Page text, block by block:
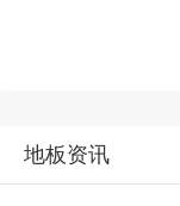
地板资讯